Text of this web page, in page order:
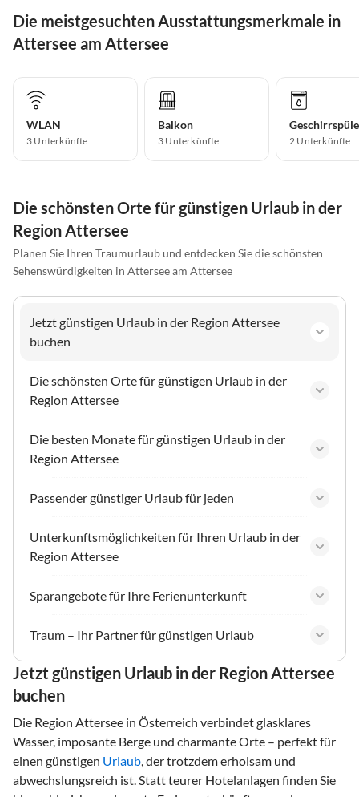
Die meistgesuchten Ausstattungsmerkmale in
Attersee am Attersee
WLAN
3 Unterkünfte
Balkon
3 Unterkünfte 2 Unterkünfte
Die schönsten Orte für günstigen Urlaub in der
Region Attersee
Planen Sie Ihren Traumurlaub und entdecken Sie die schönsten
Sehenswürdigkeiten in Attersee am Attersee
Jetzt günstigen Urlaub in der Region Attersee
buchen
Die schönsten Orte für günstigen Urlaub in der
Region Attersee
Die besten Monate für günstigen Urlaub in der
Region Attersee
Passender günstiger Urlaub für jeden
Unterkunftsmöglichkeiten für Ihren Urlaub in der
Region Attersee
Sparangebote für Ihre Ferienunterkunft
Traum – Ihr Partner für günstigen Urlaub
Jetzt günstigen Urlaub in der Region Attersee
buchen
Die Region Attersee in Österreich verbindet glasklares
Wasser, imposante Berge und charmante Orte – perfekt für
einen günstigen Urlaub, der trotzdem erholsam und
abwechslungsreich ist. Statt teurer Hotelanlagen finden Sie